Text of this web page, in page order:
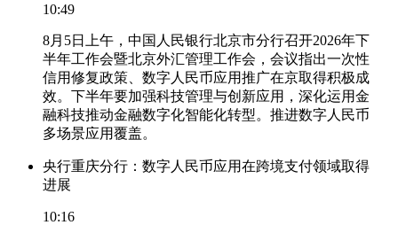
10:49
8月5日上午，中国人民银行北京市分行召开2026年下
半年工作会暨北京外汇管理工作会，会议指出一次性
信用修复政策、数字人民币应用推广在京取得积极成
效。下半年要加强科技管理与创新应用，深化运用金
融科技推动金融数字化智能化转型。推进数字人民币
多场景应用覆盖。
央行重庆分行：数字人民币应用在跨境支付领域取得
进展
10:16